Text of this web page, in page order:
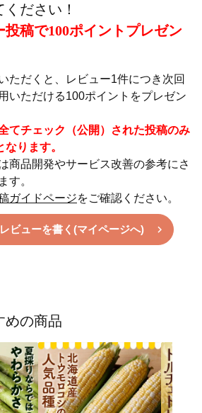
ださい！
稿で100ポイントプレゼン
ただくと、レビュー1件につき次回
いただける100ポイントをプレゼン
てチェック（公開）された投稿のみ
ります。
商品開発やサービス改善の参考にさ
す。
ガイドページをご確認ください。
ビューを書く(マイページへ)
めの商品